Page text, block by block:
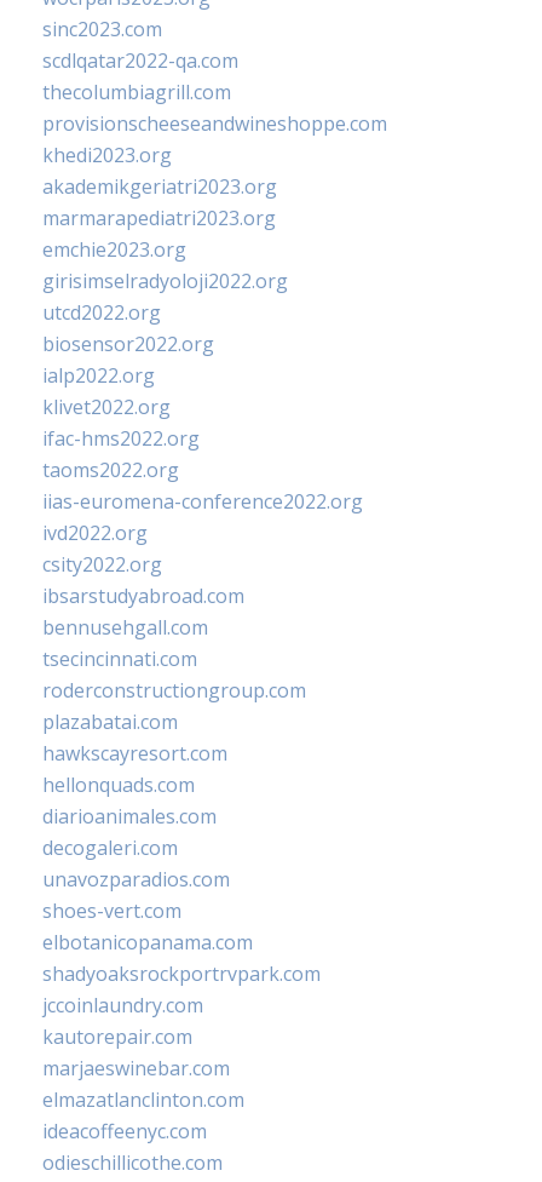
sinc2023.com
scdlqatar2022-qa.com
thecolumbiagrill.com
provisionscheeseandwineshoppe.com
khedi2023.org
akademikgeriatri2023.org
marmarapediatri2023.org
emchie2023.org
girisimselradyoloji2022.org
utcd2022.org
biosensor2022.org
ialp2022.org
klivet2022.org
ifac-hms2022.org
taoms2022.org
iias-euromena-conference2022.org
ivd2022.org
csity2022.org
ibsarstudyabroad.com
bennusehgall.com
tsecincinnati.com
roderconstructiongroup.com
plazabatai.com
hawkscayresort.com
hellonquads.com
diarioanimales.com
decogaleri.com
unavozparadios.com
shoes-vert.com
elbotanicopanama.com
shadyoaksrockportrvpark.com
jccoinlaundry.com
kautorepair.com
marjaeswinebar.com
elmazatlanclinton.com
ideacoffeenyc.com
odieschillicothe.com